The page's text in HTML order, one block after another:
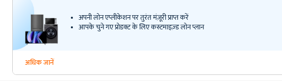
अपनी लोन एप्लीकेशन पर तुरंत मंज़ूरी प्राप्त करें
आपके चुने गए प्रोडक्ट के लिए कस्टमाइज़्ड लोन प्लान
अधिक जानें